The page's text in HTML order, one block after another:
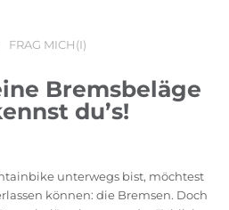
FRAG MICH(I)
Bremsbeläge
du’s!
unterwegs bist, möchtest
können: die Bremsen. Doch